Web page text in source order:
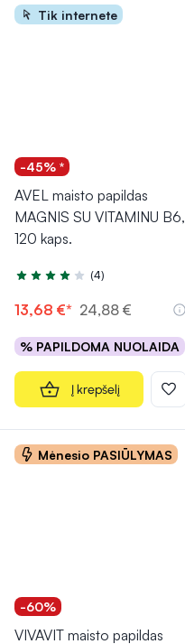
Tik internete
-45% *
AVEL maisto papildas
MAGNIS SU VITAMINU B6,
120 kaps.
Įvertinimas 4.3 iš 5
(4)
13,68 €* 24,88 €
% PAPILDOMA NUOLAIDA
Į krepšelį
Mėnesio PASIŪLYMAS
-60%
VIVAVIT maisto papildas